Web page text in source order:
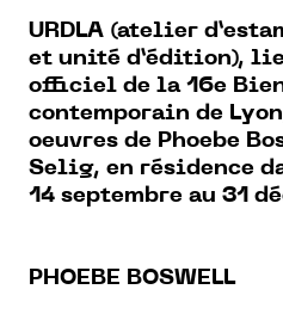
URDLA (atelier
et unité d’édition),
officiel de la 16e
contemporain de
oeuvres de Phoebe
Selig, en résidence
14 septembre au 31
PHOEBE BOSWELL